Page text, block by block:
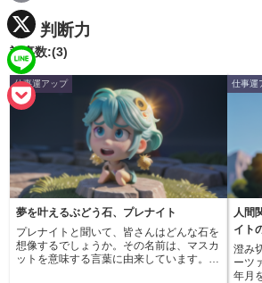
判断力
記事数:(3)
仕事運アップ
夢を叶えるぶどう石、プレナイト
プレナイトと聞いて、皆さんはどんな石を
想像するでしょうか。その名前は、マスカ
ットを意味する言葉に由来しています。そ
仕事運
人間
イト
澄み
ーツ
年月
a
c
e
b
o
k
E
m
a
i
X
L
n
e
o
c